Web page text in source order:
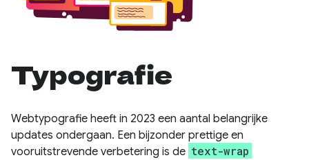
Typografie
Webtypografie heeft in 2023 een aantal belangrijke
updates ondergaan. Een bijzonder prettige en
vooruitstrevende verbetering is de text-wrap